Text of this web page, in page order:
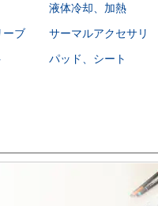
液体冷却、加熱
ーブ
サーマルアクセサリ
パッド、シート